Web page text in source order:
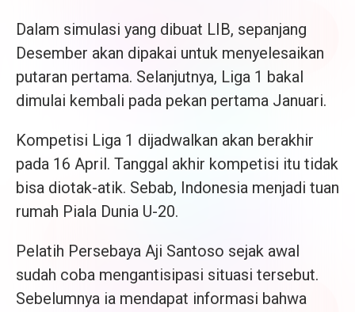
Dalam simulasi yang dibuat LIB, sepanjang
Desember akan dipakai untuk menyelesaikan
putaran pertama. Selanjutnya, Liga 1 bakal
dimulai kembali pada pekan pertama Januari.
Kompetisi Liga 1 dijadwalkan akan berakhir
pada 16 April. Tanggal akhir kompetisi itu tidak
bisa diotak-atik. Sebab, Indonesia menjadi tuan
rumah Piala Dunia U-20.
Pelatih Persebaya Aji Santoso sejak awal
sudah coba mengantisipasi situasi tersebut.
Sebelumnya ia mendapat informasi bahwa